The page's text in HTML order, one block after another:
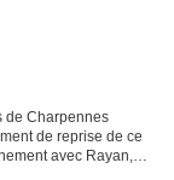
de Charpennes
de reprise de ce
avec Rayan,